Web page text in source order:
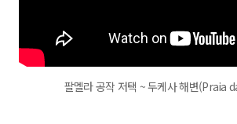
팔멜라 공작 저택 ~ 두케사 해변(Praia